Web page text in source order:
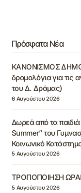
Πρόσφατα Νέα
ΚΑΝΟΝΙΣΜΟΣ
δρομολόγια για τις
του Δ. Δράμας)
6 Αυγούστου 2026
Δωρεά από τα
Summer” του
Κοινωνικό
5 Αυγούστου 2026
ΤΡΟΠΟΠΟΙΗΣΗ
5 Αυγούστου 2026